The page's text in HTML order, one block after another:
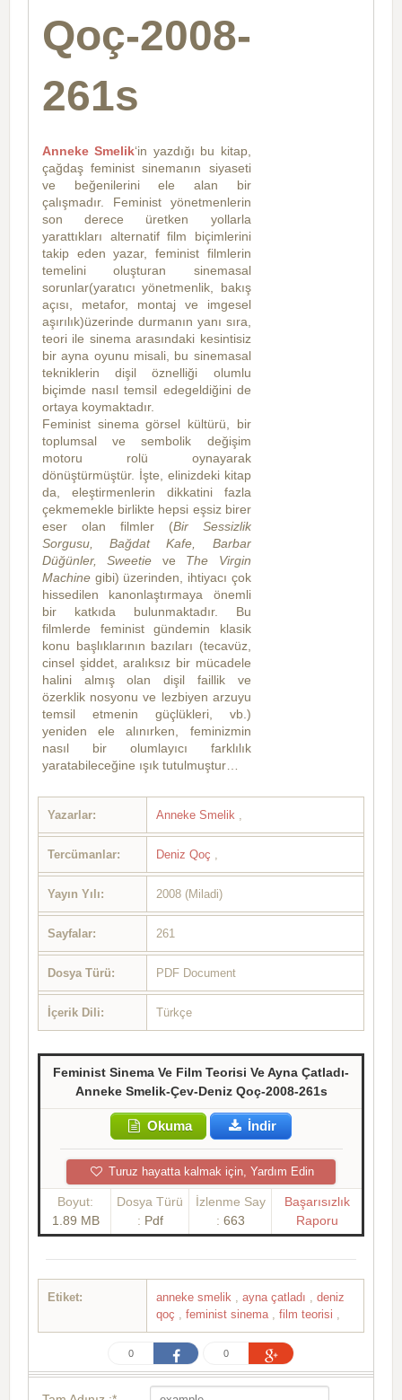
Qoç-2008-
261s
Anneke Smelik‘in yazdığı bu kitap,
çağdaş feminist sinemanın siyaseti
ve beğenilerini ele alan bir
çalışmadır. Feminist yönetmenlerin
son derece üretken yollarla
yarattıkları alternatif film biçimlerini
takip eden yazar, feminist filmlerin
temelini oluşturan sinemasal
sorunlar(yaratıcı yönetmenlik, bakış
açısı, metafor, montaj ve imgesel
aşırılık)üzerinde durmanın yanı sıra,
teori ile sinema arasındaki kesintisiz
bir ayna oyunu misali, bu sinemasal
tekniklerin dişil öznelliği olumlu
biçimde nasıl temsil edegeldiğini de
ortaya koymaktadır.
Feminist sinema görsel kültürü, bir
toplumsal ve sembolik değişim
motoru rolü oynayarak
dönüştürmüştür. İşte, elinizdeki kitap
da, eleştirmenlerin dikkatini fazla
çekmemekle birlikte hepsi eşsiz birer
eser olan filmler (Bir Sessizlik
Sorgusu, Bağdat Kafe, Barbar
Düğünler, Sweetie ve The Virgin
Machine gibi) üzerinden, ihtiyacı çok
hissedilen kanonlaştırmaya önemli
bir katkıda bulunmaktadır. Bu
filmlerde feminist gündemin klasik
konu başlıklarının bazıları (tecavüz,
cinsel şiddet, aralıksız bir mücadele
halini almış olan dişil faillik ve
özerklik nosyonu ve lezbiyen arzuyu
temsil etmenin güçlükleri, vb.)
yeniden ele alınırken, feminizmin
nasıl bir olumlayıcı farklılık
yaratabileceğine ışık tutulmuştur…
Yazarlar: Anneke Smelik
Tercümanlar: Deniz Qoç
Yayın Yılı: 2008 (Miladi)
Sayfalar: 261
Dosya Türü: PDF Document
İçerik Dili: Türkçe
Feminist Sinema Ve Film Teorisi Ve Ayna Çatladı-
Anneke Smelik-Çev-Deniz Qoç-2008-261s
Okuma İndir
Turuz hayatta kalmak için, Yardım Edin
Boyut:
1.89 MB
Dosya Türü
: Pdf
İzlenme Say
: 663
Başarısızlık
Raporu
Etiket: anneke smelik ayna çatladı
deniz
qoç
feminist sinema film teorisi
0 0